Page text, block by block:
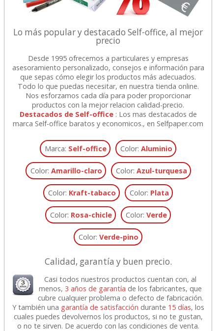
Lo más popular y destacado Self-office, al mejor
precio
Desde 1995 ofrecemos a particulares y empresas
asesoramiento personalizado, consejos e información para
que sepas cómo elegir los productos más adecuados.
Todo lo que puedas necesitar, en nuestra tienda online.
Nos esforzamos cada día para poder proporcionar
productos con la mejor relacion calidad-precio.
Destacados de Self-office: Los mas destacados de
marca Self-office baratos y economicos., en Selfpaper.com
Marca: Self-office Color:Aluminio
Color: Amarillo-claro Color: Azul-turquesa
Color: Kraft-tabaco Color: Plata
Color: Rosa-chicle Color:Verde
Color:Verde-pino
Calidad, garantía y buen precio.
Casi todos nuestros productos cuentan con, al
menos,3 años de garantía de los fabricantes, que
cubre cualquier problema o defecto de fabricación.
Y también una garantía de satisfacción durante 15 días, los
cuales puedes devolvernos los productos, si no te gustan,
o no te sirven. De acuerdo con las condiciones de venta.